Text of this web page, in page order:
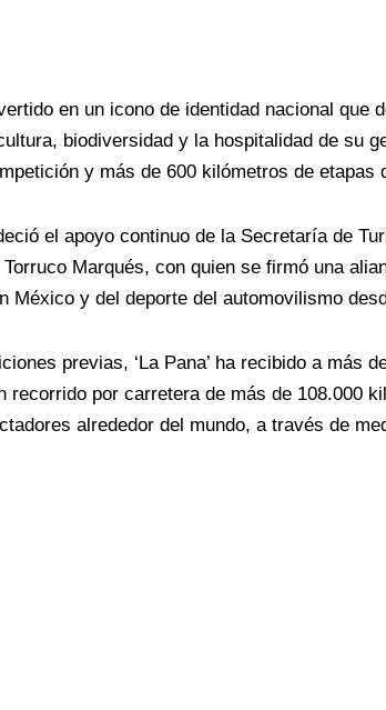
en un icono de identidad nacional que
biodiversidad y la hospitalidad de su
y más de 600 kilómetros de etapas
el apoyo continuo de la Secretaría de
Marqués, con quien se firmó una
México y del deporte del automovilismo
previas, ‘La Pana’ ha recibido a más
recorrido por carretera de más de 108.000
alrededor del mundo, a través de